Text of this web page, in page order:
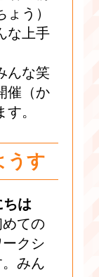
う）
な上手
んな笑
催（か
。
うす
は
ての
ークシ
。みん